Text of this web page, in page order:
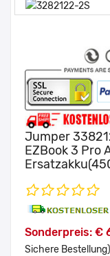
Jumper
EZBook 3 Pro
Sonderpreis: €
Sichere Bestellung)